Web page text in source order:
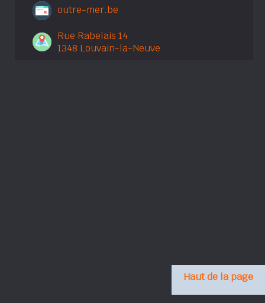
outre-mer.be
Rue Rabelais 14
1348 Louvain-la-Neuve
Haut de la page